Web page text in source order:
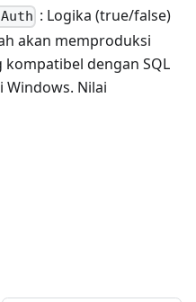
: Logika (true/false)
akan memproduksi
dengan SQL
Nilai